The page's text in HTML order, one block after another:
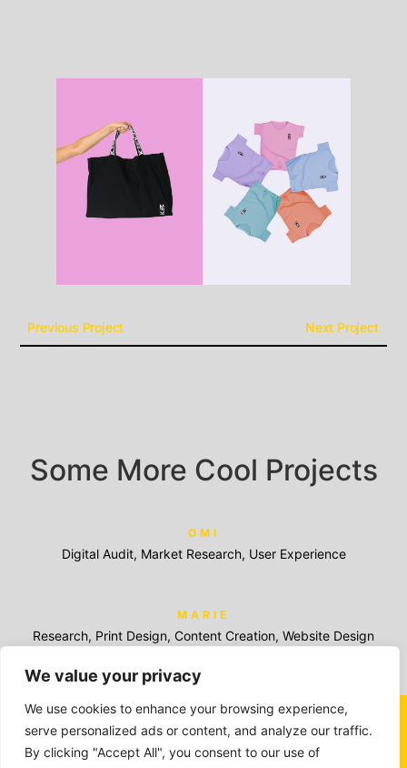
We value your privacy
We use cookies to enhance your browsing experience,
serve personalized ads or content, and analyze our traffic.
By clicking "Accept All", you consent to our use of
Previous Project Next Project
Some More Cool Projects
OMI
Digital Audit, Market Research, User Experience
MARIE
Research, Print Design, Content Creation, Website Design
Members of: